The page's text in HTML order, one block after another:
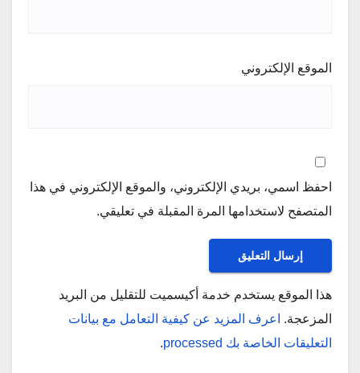
الموقع الإلكتروني
احفظ اسمي، بريدي الإلكتروني، والموقع الإلكتروني في هذا
المتصفح لاستخدامها المرة المقبلة في تعليقي.
هذا الموقع يستخدم خدمة أكيسميت للتقليل من البريد
المزعجة.
اعرف المزيد عن كيفية التعامل مع بيانات
التعليقات الخاصة بك processed
.